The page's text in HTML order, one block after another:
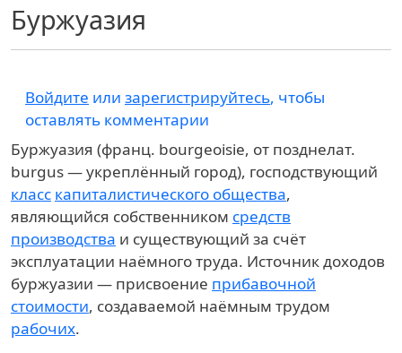
Буржуазия
Войдите или зарегистрируйтесь, чтобы
оставлять комментарии
Буржуазия (франц. bourgeoisie, от позднелат.
burgus — укреплённый город), господствующий
класс капиталистического общества,
являющийся собственником средств
производства и существующий за счёт
эксплуатации наёмного труда. Источник доходов
буржуазии — присвоение прибавочной
стоимости, создаваемой наёмным трудом
рабочих.